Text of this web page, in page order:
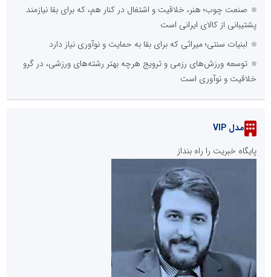
صنعت چوب؛ هنر، خلاقیت و اشتغال در کنار هم، که برای بقا نیازمند
پشتیبانی از کالای ایرانی است
لبنیات سنتی؛ میراثی که برای بقا به حمایت و نوآوری نیاز دارد
توسعه ورزش‌های رزمی و ترویج هرچه بهتر رشته‌های ورزشی، در گرو
خلاقیت و نوآوری است
مدل VIP
پایگاه خبریت را راه بنداز